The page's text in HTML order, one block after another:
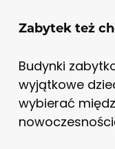
Zabytek też
Budynki
wyjątkowe
wybierać